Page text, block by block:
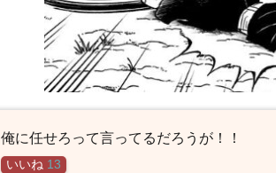
俺に任せろって言ってるだろうが！！
いいね 13